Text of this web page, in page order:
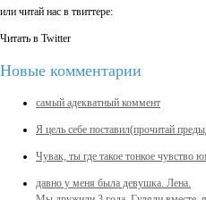
или читай нас в твиттере:
Читать в Twitter
Новые комментарии
самый адекватный коммент
Я цель себе поставил(прочитай
Чувак, ты где такое тонкое чувство
давно у меня была девушка. Лена.